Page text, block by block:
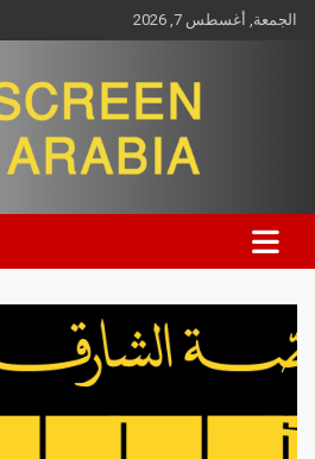
الجمعة, أغسطس 7, 2026
Screen Arabia